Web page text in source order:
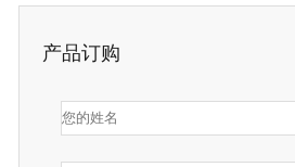
产品订购